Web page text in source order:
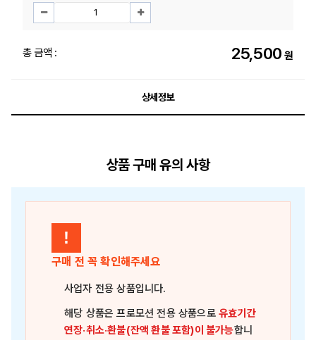
총 금액 : 25,500 원
상세정보
상품 구매 유의 사항
!
구매 전 꼭 확인해주세요
사업자 전용 상품입니다.
해당 상품은프로모션 전용 상품으로유효기간
연장·취소·환불(잔액 환불 포함)이 불가능합니